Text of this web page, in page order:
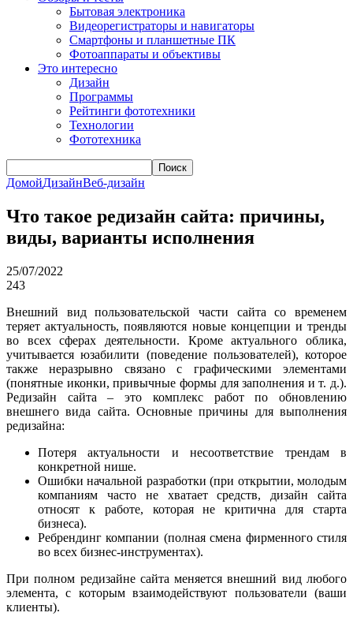
Бытовая электроника
Видеорегистраторы и навигаторы
Смартфоны и планшетные ПК
Фотоаппараты и объективы
Это интересно
Дизайн
Программы
Рейтинги фототехники
Технологии
Фототехника
Поиск
ДомойДизайнВеб-дизайн
Что такое редизайн сайта: причины,
виды, варианты исполнения
25/07/2022
243
Внешний вид пользовательской части сайта со временем
теряет актуальность, появляются новые концепции и тренды
во всех сферах деятельности. Кроме актуального облика,
учитывается юзабилити (поведение пользователей), которое
также неразрывно связано с графическими элементами
(понятные иконки, привычные формы для заполнения и т. д.).
Редизайн сайта – это комплекс работ по обновлению
внешнего вида сайта. Основные причины для выполнения
редизайна:
Потеря актуальности и несоответствие трендам в
конкретной нише.
Ошибки начальной разработки (при открытии, молодым
компаниям часто не хватает средств, дизайн сайта
относят к работе, которая не критична для старта
бизнеса).
Ребрендинг компании (полная смена фирменного стиля
во всех бизнес-инструментах).
При полном редизайне сайта меняется внешний вид любого
элемента, с которым взаимодействуют пользователи (ваши
клиенты).